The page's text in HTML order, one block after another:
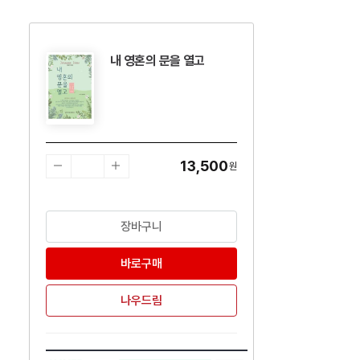
내 영혼의 문을 열고
13,500원
장바구니
바로구매
나우드림